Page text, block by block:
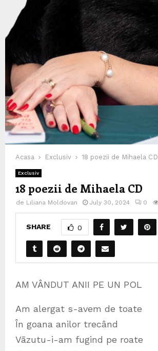
Acasa Exclusiv 18 poezii de Mihaela CD
Exclusiv
18 poezii de Mihaela CD
de Liliana Moldovan July 30, 2024 0
SHARE 0
AM VÂNDUT ANII PE UN POL
Am alergat s-avem de toate
În goana anilor trecând
Vāzutu-i-am fugind pe roate